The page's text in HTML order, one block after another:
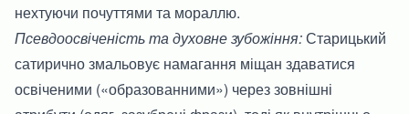
нехтуючи почуттями та мораллю.
Псевдоосвіченість та духовне зубожіння:Старицький
сатирично змальовує намагання міщан здаватися
освіченими («образованними») через зовнішні